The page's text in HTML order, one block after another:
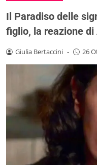
Il Paradiso delle
figlio, la reazione di
Giulia Bertaccini - 26